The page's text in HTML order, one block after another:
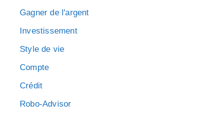
Gagner de l'argent
Investissement
Style de vie
Compte
Crédit
Robo-Advisor